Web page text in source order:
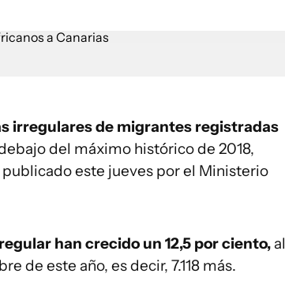
irregulares de migrantes registradas
del máximo histórico de 2018,
este jueves por el Ministerio
han crecido un 12,5 por ciento, al
de este año, es decir, 7.118 más.